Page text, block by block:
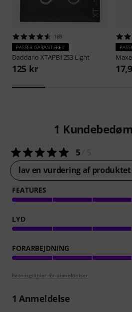
169
PASSER GARANTERET
DaddarioXTAPB1253 Light
125 kr
1
5/ 5
lav en vurdering af
FEATURES
LYD
FORARBEJDNING
Retningslinjer for anmeldelser
1 Anmeldelse